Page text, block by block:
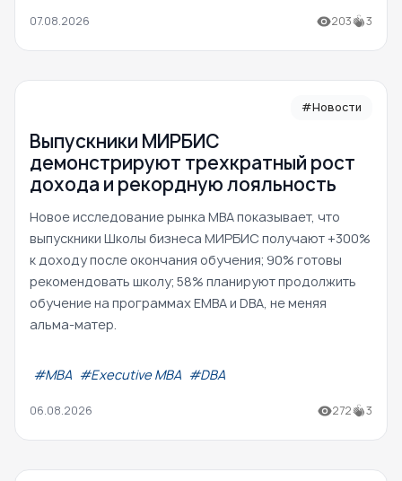
07.08.2026 203 3
#Новости
Выпускники МИРБИС
демонстрируют трехкратный рост
дохода и рекордную лояльность
Новое исследование рынка MBA показывает, что
выпускники Школы бизнеса МИРБИС получают +300%
к доходу после окончания обучения; 90% готовы
рекомендовать школу; 58% планируют продолжить
обучение на программах EMBA и DBA, не меняя
альма-матер.
#МВА #Executive MBA #DBA
06.08.2026 272 3